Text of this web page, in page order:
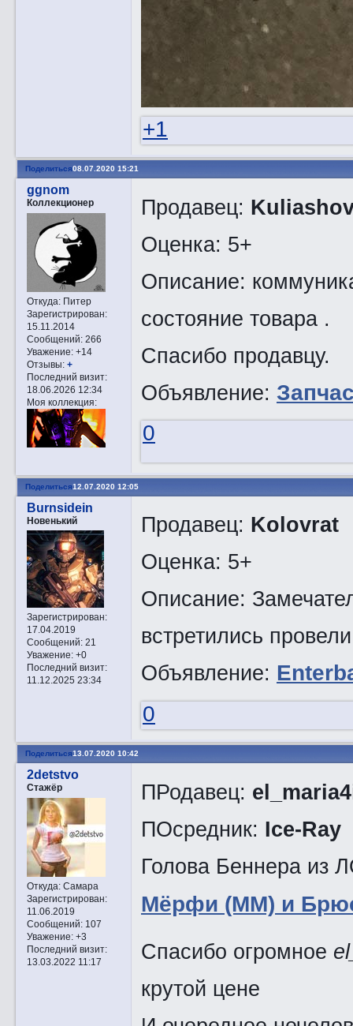
+1
Поделиться08.07.2020 15:21
ggnom
Коллекционер
Откуда:Питер
Зарегистрирован:
15.11.2014
Сообщений:266
Уважение: +14
Отзывы: +
Последний визит:
18.06.2026 12:34
Моя коллекция:
Продавец:
Оценка: 5+
Описание:
состояние товара .
Спасибо продавцу.
Объявление:
0
Поделиться12.07.2020 12:05
Burnsidein
Новенький
Зарегистрирован:
17.04.2019
Сообщений:21
Уважение: +0
Последний визит:
11.12.2025 23:34
Продавец: Kolovrat
Оценка: 5+
Описание:
встретились
Объявление:
0
Поделиться13.07.2020 10:42
2detstvo
Стажёр
Откуда:Самара
Зарегистрирован:
11.06.2019
Сообщений:107
Уважение: +3
Последний визит:
13.03.2022 11:17
ПРодавец:
ПОсредник: Ice-Ray
Голова Беннера из
Мёрфи (ММ) и
Спасибо огромное
крутой цене